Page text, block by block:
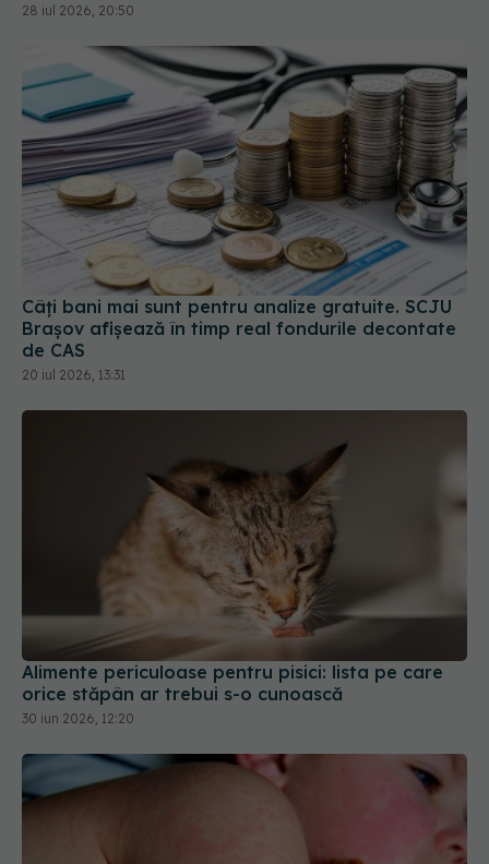
Câți bani mai sunt pentru analize gratuite. SCJU
Brașov afișează în timp real fondurile decontate
de CAS
20 iul 2026, 13:31
Alimente periculoase pentru pisici: lista pe care
orice stăpân ar trebui s-o cunoască
30 iun 2026, 12:20